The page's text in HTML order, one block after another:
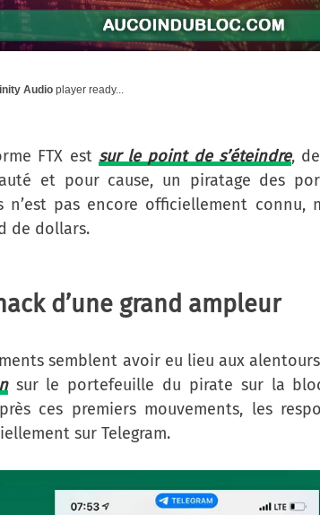
Audio player ready...
FTX est sur le point de s’éteindre,
et pour cause, un piratage des
n’est pas encore officiellement
de dollars.
d’une grand ampleur
semblent avoir eu lieu aux
sur le portefeuille du pirate sur la
ces premiers mouvements, les
sur Telegram.